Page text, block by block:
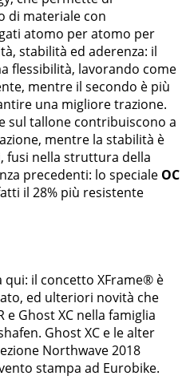
di materiale con
atomo per atomo per
stabilità ed aderenza: il
flessibilità, lavorando come
mentre il secondo è più
una migliore trazione.
sul tallone contribuiscono a
mentre la stabilità è
fusi nella struttura della
precedenti: lo speciale OC
il 28% più resistente
il concetto XFrame® è
ed ulteriori novità che
e Ghost XC nella famiglia
Ghost XC e le alter
Northwave 2018
stampa ad Eurobike.